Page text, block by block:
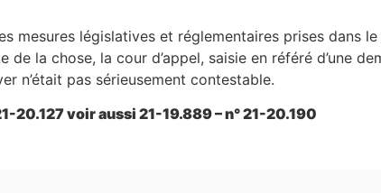
mesures législatives et réglementaires prises dans
la chose, la cour d’appel, saisie en référé d’une
n’était pas sérieusement contestable.
20.127 voir aussi 21-19.889 – n° 21-20.190